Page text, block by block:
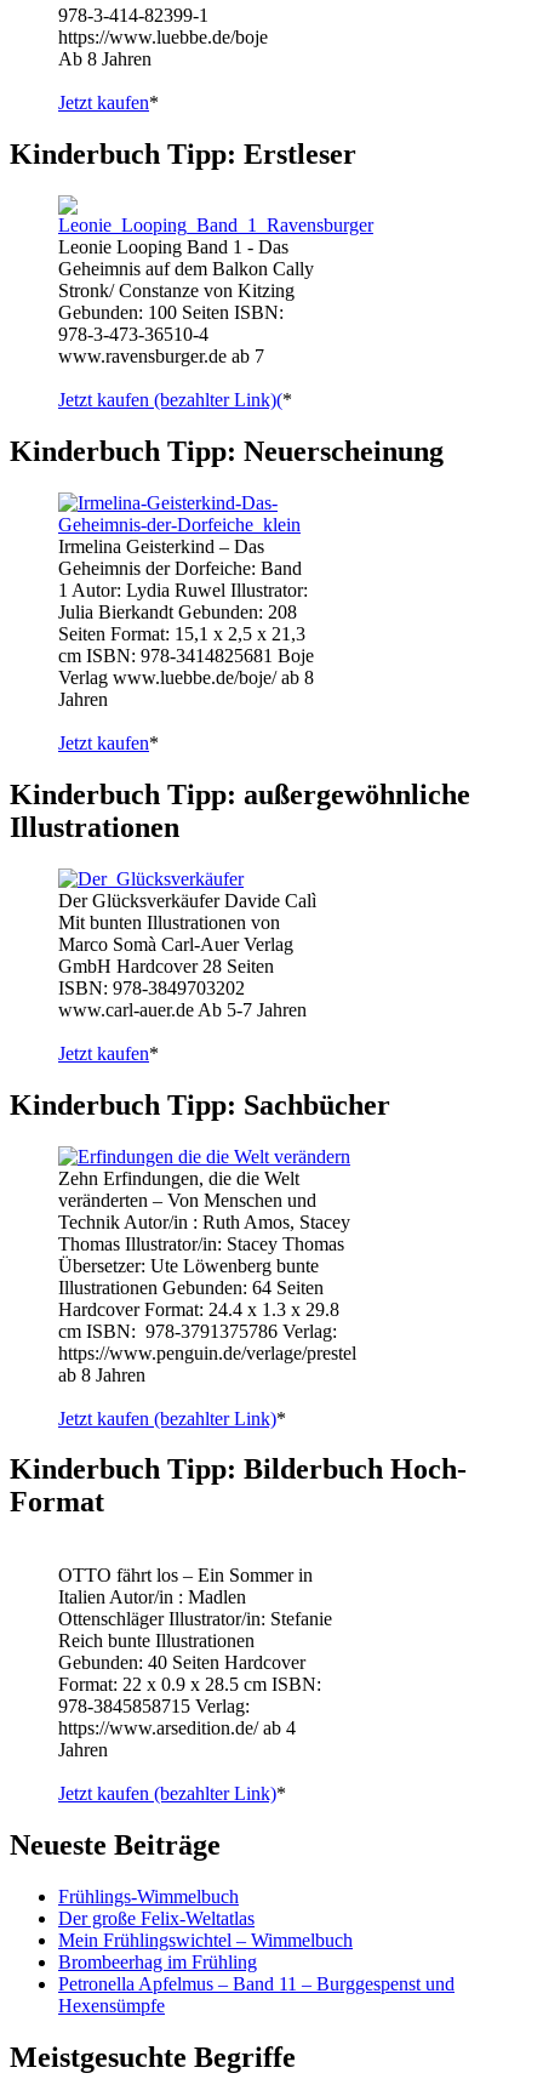
978-3-414-82399-1
https://www.luebbe.de/boje
Ab 8 Jahren
Jetzt kaufen*
Kinderbuch Tipp: Erstleser
Leonie Looping Band 1 - Das
Geheimnis auf dem Balkon Cally
Stronk/ Constanze von Kitzing
Gebunden: 100 Seiten ISBN:
978-3-473-36510-4
www.ravensburger.de ab 7
Jetzt kaufen (bezahlter Link)(*
Kinderbuch Tipp: Neuerscheinung
Irmelina Geisterkind – Das
Geheimnis der Dorfeiche: Band
1 Autor: Lydia Ruwel Illustrator:
Julia Bierkandt Gebunden: 208
Seiten Format: 15,1 x 2,5 x 21,3
cm ISBN: 978-3414825681 Boje
Verlag www.luebbe.de/boje/ ab 8
Jahren
Jetzt kaufen*
Kinderbuch Tipp: außergewöhnliche
Illustrationen
Der Glücksverkäufer Davide Calì
Mit bunten Illustrationen von
Marco Somà Carl-Auer Verlag
GmbH Hardcover 28 Seiten
ISBN: 978-3849703202
www.carl-auer.de Ab 5-7 Jahren
Jetzt kaufen*
Kinderbuch Tipp: Sachbücher
Zehn Erfindungen, die die Welt
veränderten – Von Menschen und
Technik Autor/in : Ruth Amos, Stacey
Thomas Illustrator/in: Stacey Thomas
Übersetzer: Ute Löwenberg bunte
Illustrationen Gebunden: 64 Seiten
Hardcover Format: 24.4 x 1.3 x 29.8
cm ISBN: ‎ 978-3791375786 Verlag:
https://www.penguin.de/verlage/prestel
ab 8 Jahren
Jetzt kaufen (bezahlter Link)*
Kinderbuch Tipp: Bilderbuch Hoch-
Format
OTTO fährt los – Ein Sommer in
Italien Autor/in : Madlen
Ottenschläger Illustrator/in: Stefanie
Reich bunte Illustrationen
Gebunden: 40 Seiten Hardcover
Format: 22 x 0.9 x 28.5 cm ISBN: ‎
978-3845858715 Verlag:
https://www.arsedition.de/ ab 4
Jahren
Jetzt kaufen (bezahlter Link)*
Neueste Beiträge
Frühlings-Wimmelbuch
Der große Felix-Weltatlas
Mein Frühlingswichtel – Wimmelbuch
Brombeerhag im Frühling
Petronella Apfelmus – Band 11 – Burggespenst und
Hexensümpfe
Meistgesuchte Begriffe